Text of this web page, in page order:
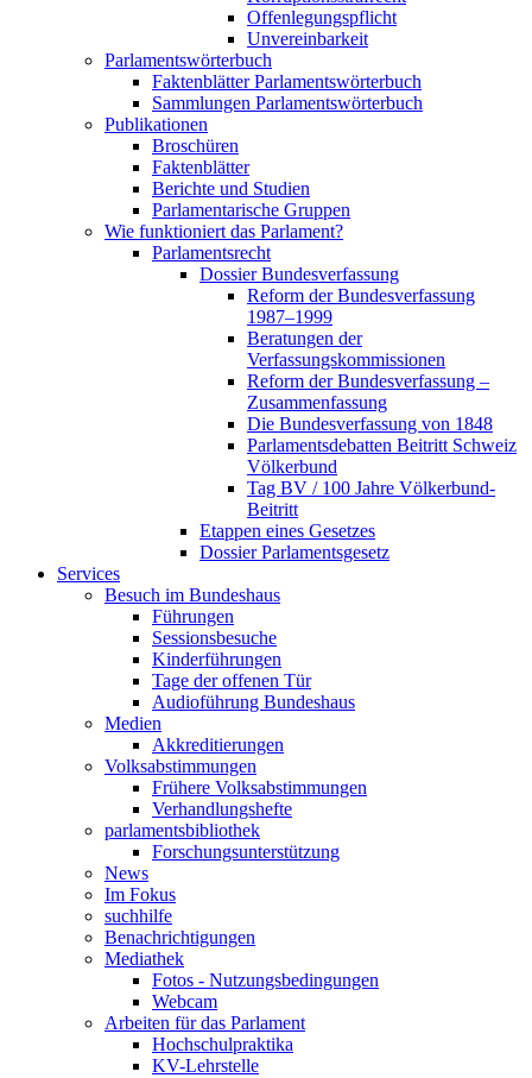
Offenlegungspflicht
Unvereinbarkeit
Parlamentswörterbuch
Faktenblätter Parlamentswörterbuch
Sammlungen Parlamentswörterbuch
Publikationen
Broschüren
Faktenblätter
Berichte und Studien
Parlamentarische Gruppen
Wie funktioniert das Parlament?
Parlamentsrecht
Dossier Bundesverfassung
Reform der Bundesverfassung
1987–1999
Beratungen der
Verfassungskommissionen
Reform der Bundesverfassung –
Zusammenfassung
Die Bundesverfassung von 1848
Parlamentsdebatten Beitritt Schweiz
Völkerbund
Tag BV / 100 Jahre Völkerbund-
Beitritt
Etappen eines Gesetzes
Dossier Parlamentsgesetz
Services
Besuch im Bundeshaus
Führungen
Sessionsbesuche
Kinderführungen
Tage der offenen Tür
Audioführung Bundeshaus
Medien
Akkreditierungen
Volksabstimmungen
Frühere Volksabstimmungen
Verhandlungshefte
parlamentsbibliothek
Forschungsunterstützung
News
Im Fokus
suchhilfe
Benachrichtigungen
Mediathek
Fotos - Nutzungsbedingungen
Webcam
Arbeiten für das Parlament
Hochschulpraktika
KV-Lehrstelle